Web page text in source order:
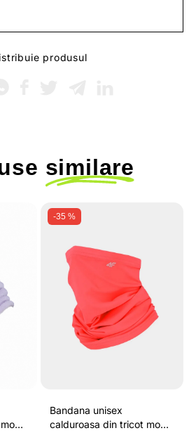
produsul
similare
-35 %
Bandana unisex
calduroasa din tricot moale